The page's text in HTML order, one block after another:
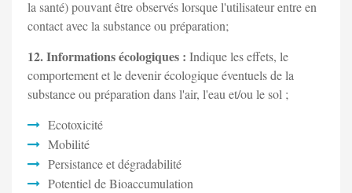
la santé) pouvant être observés lorsque l'utilisateur entre en
contact avec la substance ou préparation;
12. Informations écologiques : Indique les effets, le
comportement et le devenir écologique éventuels de la
substance ou préparation dans l'air, l'eau et/ou le sol ;
Ecotoxicité
Mobilité
Persistance et dégradabilité
Potentiel de Bioaccumulation